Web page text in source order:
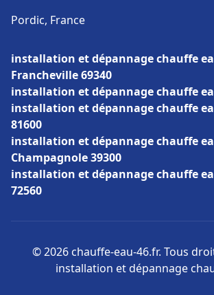
Pordic, France
installation et dépannage chauffe
Francheville 69340
installation et dépannage chauffe
installation et dépannage chauffe
81600
installation et dépannage chauffe
Champagnole 39300
installation et dépannage chauffe
72560
© 2026 chauffe-eau-46.fr. Tous
installation et dépannage